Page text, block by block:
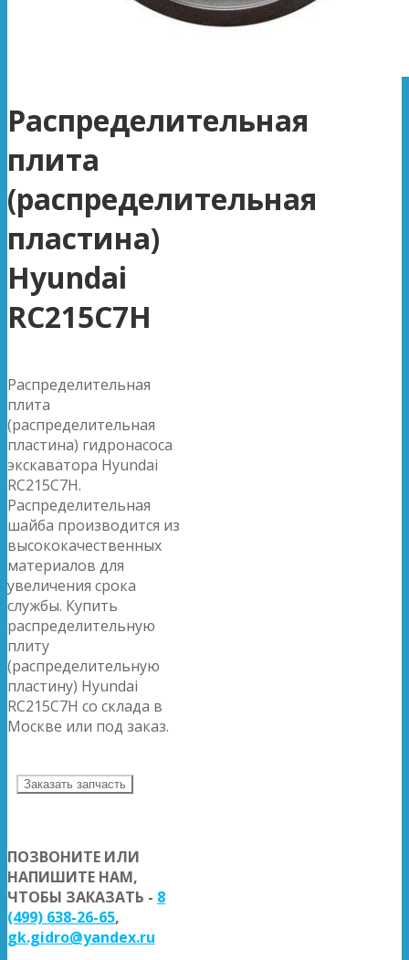
Распределительная
плита
(распределительная
пластина)
Hyundai
RC215C7H
Распределительная
плита
(распределительная
пластина) гидронасоса
экскаватора Hyundai
RC215C7H.
Распределительная
шайба производится из
высококачественных
материалов для
увеличения срока
службы. Купить
распределительную
плиту
(распределительную
пластину) Hyundai
RC215C7H со склада в
Москве или под заказ.
Заказать запчасть
ПОЗВОНИТЕ ИЛИ
НАПИШИТЕ НАМ,
ЧТОБЫ ЗАКАЗАТЬ - 8
(499) 638-26-65,
gk.gidro@yandex.ru